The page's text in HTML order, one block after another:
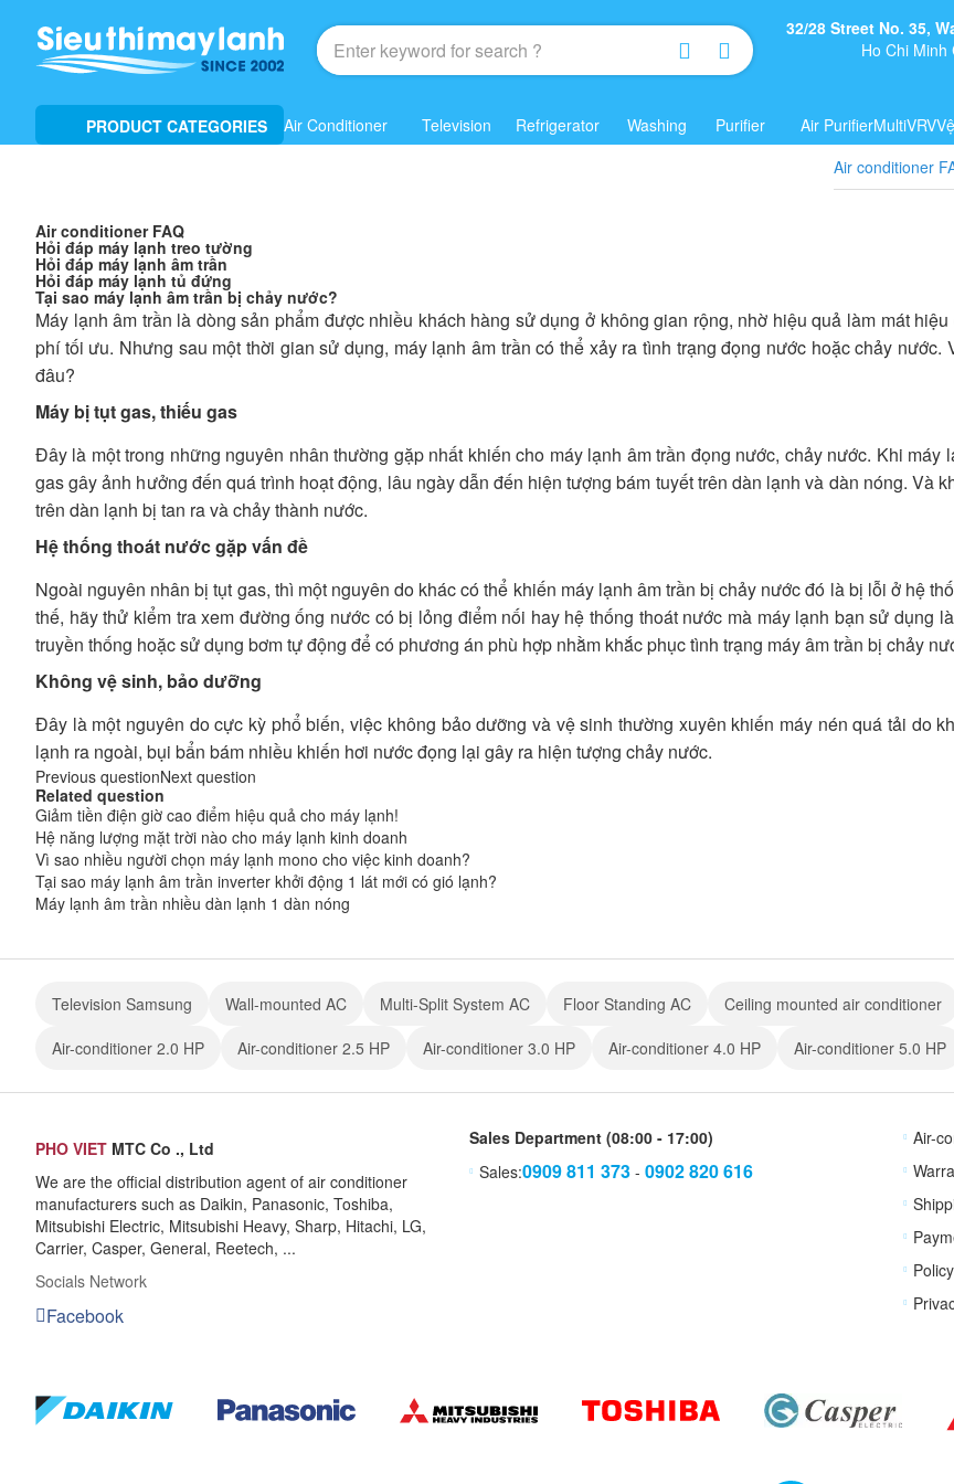
32/28 Street No. 35,
Ho Chi Minh
PRODUCT CATEGORIES Air Conditioner Television Refrigerator Washing Purifier Air PurifierMultiVRV
Air conditioner
Air conditioner FAQ
Hỏi đáp máy lạnh treo tường
Hỏi đáp máy lạnh âm trần
Hỏi đáp máy lạnh tủ đứng
Tại sao máy lạnh âm trần bị chảy nước?
Máy lạnh âm trần là dòng sản phẩm được nhiều khách hàng sử dụng ở không gian rộng, nhờ hiệu quả làm mát
phí tối ưu. Nhưng sau một thời gian sử dụng, máy lạnh âm trần có thể xảy ra tình trạng đọng nước hoặc chảy nước.
đâu?
Máy bị tụt gas, thiếu gas
Đây là một trong những nguyên nhân thường gặp nhất khiến cho máy lạnh âm trần đọng nước, chảy nước. Khi máy
gas gây ảnh hưởng đến quá trình hoạt động, lâu ngày dẫn đến hiện tượng bám tuyết trên dàn lạnh và dàn nóng. Và
trên dàn lạnh bị tan ra và chảy thành nước.
Hệ thống thoát nước gặp vấn đề
Ngoài nguyên nhân bị tụt gas, thì một nguyên do khác có thể khiến máy lạnh âm trần bị chảy nước đó là bị lỗi ở hệ
thế, hãy thử kiểm tra xem đường ống nước có bị lỏng điểm nối hay hệ thống thoát nước mà máy lạnh bạn sử dụng
truyền thống hoặc sử dụng bơm tự động để có phương án phù hợp nhằm khắc phục tình trạng máy âm trần bị chảy
Không vệ sinh, bảo dưỡng
Đây là một nguyên do cực kỳ phổ biến, việc không bảo dưỡng và vệ sinh thường xuyên khiến máy nén quá tải do
lạnh ra ngoài, bụi bẩn bám nhiều khiến hơi nước đọng lại gây ra hiện tượng chảy nước.
Previous questionNext question
Related question
Giảm tiền điện giờ cao điểm hiệu quả cho máy lạnh!
Hệ năng lượng mặt trời nào cho máy lạnh kinh doanh
Vì sao nhiều người chọn máy lạnh mono cho việc kinh doanh?
Tại sao máy lạnh âm trần inverter khởi động 1 lát mới có gió lạnh?
Máy lạnh âm trần nhiều dàn lạnh 1 dàn nóng
Television Samsung Wall-mounted AC Multi-Split System AC Floor Standing AC Ceiling mounted air conditioner
Air-conditioner 2.0 HP
Air-conditioner 2.5 HP Air-conditioner 3.0 HP Air-conditioner 4.0 HP Air-conditioner 5.0 HP
PHO VIET MTC Co ., Ltd
We are the official distribution agent of air conditioner
manufacturers such as Daikin, Panasonic, Toshiba,
Mitsubishi Electric, Mitsubishi Heavy, Sharp, Hitachi, LG,
Carrier, Casper, General, Reetech, ...
Socials Network
Facebook
Sales Department (08:00 - 17:00)
Sales:0909 811 373 - 0902 820 616
Air-